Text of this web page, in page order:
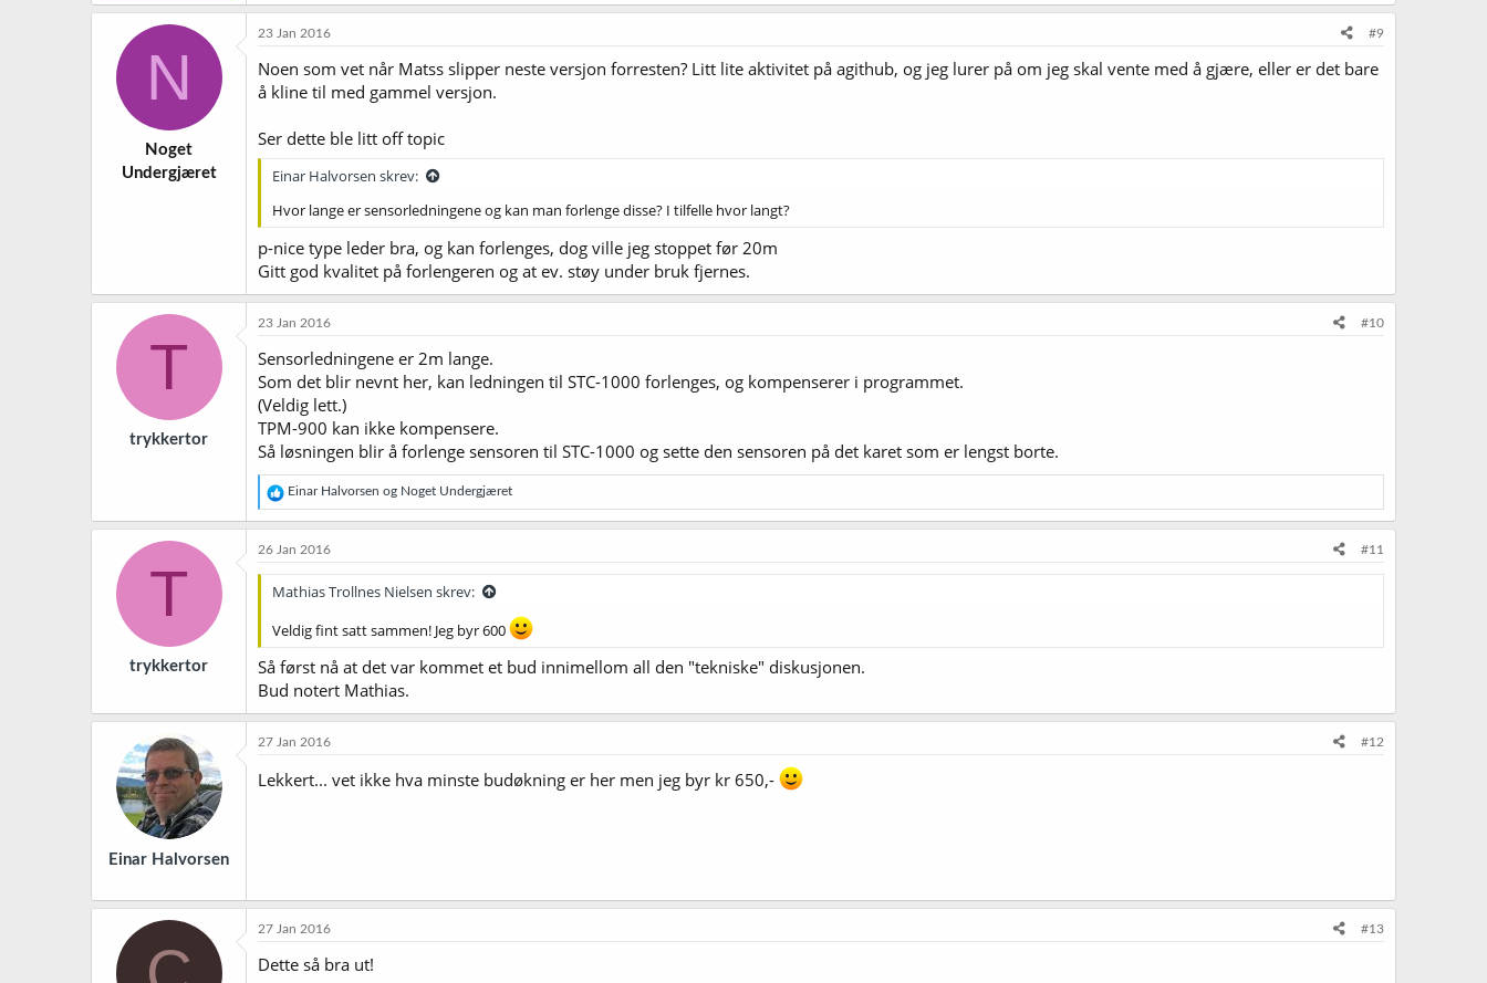
N
Noget
Undergjæret
23 Jan 2016 #9
Noen som vet når Matss slipper neste versjon forresten? Litt lite aktivitet på agithub, og jeg lurer på om jeg skal vente med å gjære, eller er det bare
å kline til med gammel versjon.
Ser dette ble litt off topic
Einar Halvorsen skrev:
Hvor lange er sensorledningene og kan man forlenge disse? I tilfelle hvor langt?
p-nice type leder bra, og kan forlenges, dog ville jeg stoppet før 20m
Gitt god kvalitet på forlengeren og at ev. støy under bruk fjernes.
T
trykkertor
23 Jan 2016 #10
Sensorledningene er 2m lange.
Som det blir nevnt her, kan ledningen til STC-1000 forlenges, og kompenserer i programmet.
(Veldig lett.)
TPM-900 kan ikke kompensere.
Så løsningen blir å forlenge sensoren til STC-1000 og sette den sensoren på det karet som er lengst borte.
R
e
a
j
o
e
:
Einar Halvorsen og Noget Undergjæret
T
trykkertor
26 Jan 2016 #11
Mathias Trollnes Nielsen skrev:
Veldig fint satt sammen! Jeg byr 600
Så først nå at det var kommet et bud innimellom all den "tekniske" diskusjonen.
Bud notert Mathias.
Einar Halvorsen
27 Jan 2016 #12
Lekkert... vet ikke hva minste budøkning er her men jeg byr kr 650,-
27 Jan 2016 #13
Dette så bra ut!